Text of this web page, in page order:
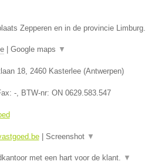
Zepperen en in de provincie Limburg.
| Google maps ▼
18, 2460 Kasterlee(Antwerpen)
-, BTW-nr: ON 0629.583.547
| Screenshot ▼
met een hart voor de klant. ▼